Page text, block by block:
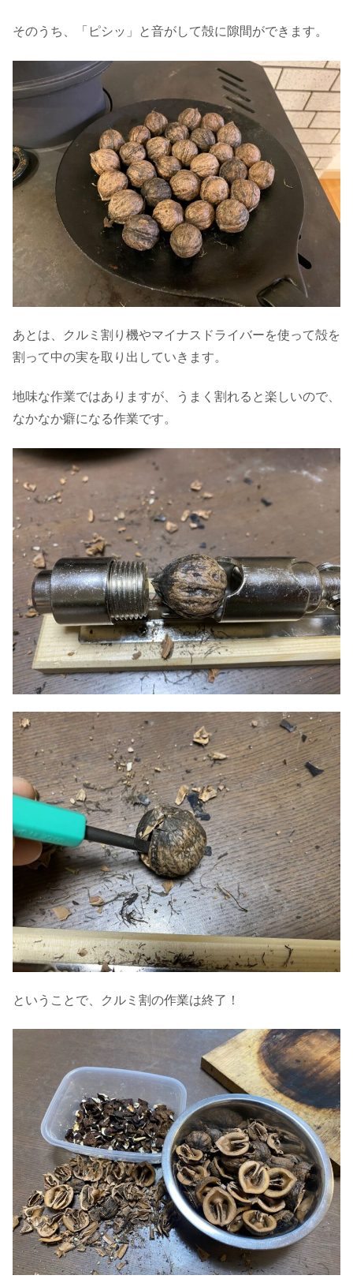
そのうち、「ピシッ」と音がして殻に隙間ができます。
あとは、クルミ割り機やマイナスドライバーを使って殻を
割って中の実を取り出していきます。
地味な作業ではありますが、うまく割れると楽しいので、
なかなか癖になる作業です。
ということで、クルミ割の作業は終了！